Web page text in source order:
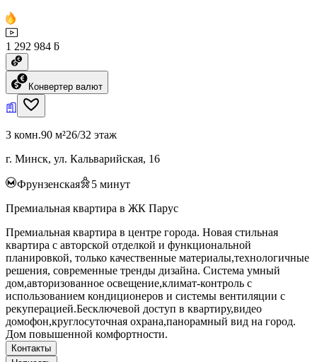
1 292 984 ƃ
Конвертер валют
3 комн.90 м²26/32 этаж
г. Минск, ул. Кальварийская, 16
Фрунзенская 5 минут
Премиальная квартира в ЖК Парус
Премиальная квартира в центре города. Новая стильная
квартира с авторской отделкой и функциональной
планировкой, только качественные материалы,технологичные
решения, современные тренды дизайна. Система умный
дом,авторизованное освещение,климат-контроль с
использованием кондиционеров и системы вентиляции с
рекуперацией.Бесключевой доступ в квартиру,видео
домофон,круглосуточная охрана,панорамный вид на город.
Дом повышенной комфортности.
Контакты